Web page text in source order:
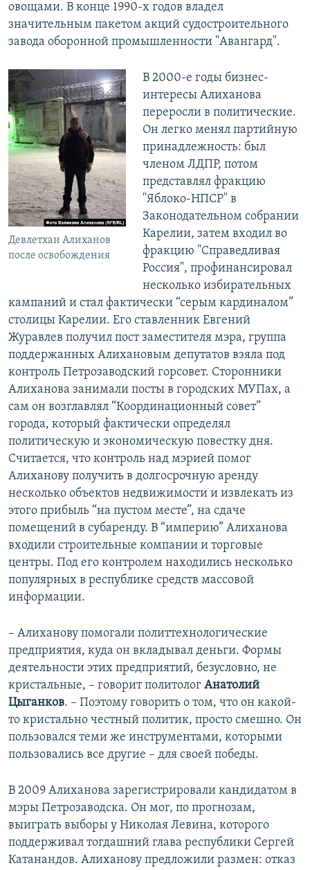
овощами. В конце 1990-х годов владел
значительным пакетом акций судостроительного
завода оборонной промышленности "Авангард".
Девлетхан Алиханов
после освобождения
В 2000-е годы бизнес-
интересы Алиханова
переросли в политические.
Он легко менял партийную
принадлежность: был
членом ЛДПР, потом
представлял фракцию
"Яблоко-НПСР" в
Законодательном собрании
Карелии, затем входил во
фракцию "Справедливая
Россия", профинансировал
несколько избирательных
кампаний и стал фактически “серым кардиналом”
столицы Карелии. Его ставленник Евгений
Журавлев получил пост заместителя мэра, группа
поддержанных Алихановым депутатов взяла под
контроль Петрозаводский горсовет. Сторонники
Алиханова занимали посты в городских МУПах, а
сам он возглавлял “Координационный совет”
города, который фактически определял
политическую и экономическую повестку дня.
Считается, что контроль над мэрией помог
Алиханову получить в долгосрочную аренду
несколько объектов недвижимости и извлекать из
этого прибыль “на пустом месте”, на сдаче
помещений в субаренду. В “империю” Алиханова
входили строительные компании и торговые
центры. Под его контролем находились несколько
популярных в республике средств массовой
информации.
– Алиханову помогали политтехнологические
предприятия, куда он вкладывал деньги. Формы
деятельности этих предприятий, безусловно, не
кристальные, – говорит политолог Анатолий
Цыганков. – Поэтому говорить о том, что он какой-
то кристально честный политик, просто смешно. Он
пользовался теми же инструментами, которыми
пользовались все другие – для своей победы.
В 2009 Алиханова зарегистрировали кандидатом в
мэры Петрозаводска. Он мог, по прогнозам,
выиграть выборы у Николая Левина, которого
поддерживал тогдашний глава республики Сергей
Катанандов. Алиханову предложили размен: отказ